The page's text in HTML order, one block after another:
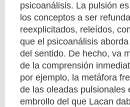
psicoanálisis. La pulsión
los conceptos a ser
reexplicitados, releídos,
que el psicoanálisis
del sentido. De hecho, va
de la comprensión
por ejemplo, la metáfora
de las oleadas pulsionales
embrollo del que Lacan